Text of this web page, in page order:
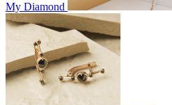
My Diamond